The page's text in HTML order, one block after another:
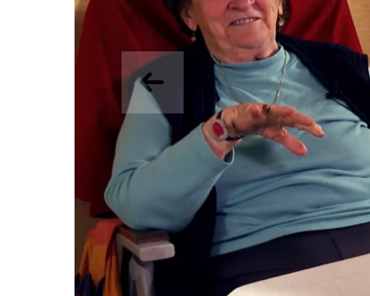
Précedent